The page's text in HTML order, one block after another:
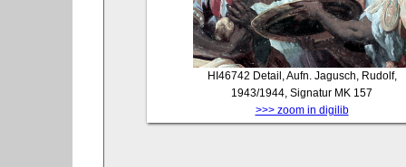
HI46742 Detail, Aufn. Jagusch, Rudolf,
1943/1944, Signatur MK 157
>>> zoom in digilib